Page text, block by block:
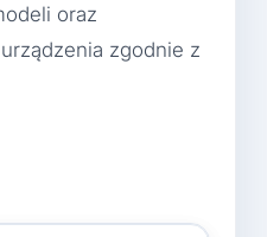
oraz
zgodnie z